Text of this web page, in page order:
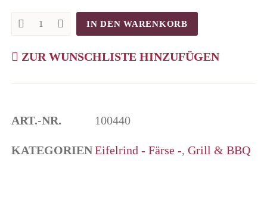
Eifelrind
Dry
Aged
IN DEN WARENKORB
ZUR WUNSCHLISTE HINZUFÜGEN
ART.-NR. 100440
KATEGORIEN Eifelrind - Färse -,Grill & BBQ